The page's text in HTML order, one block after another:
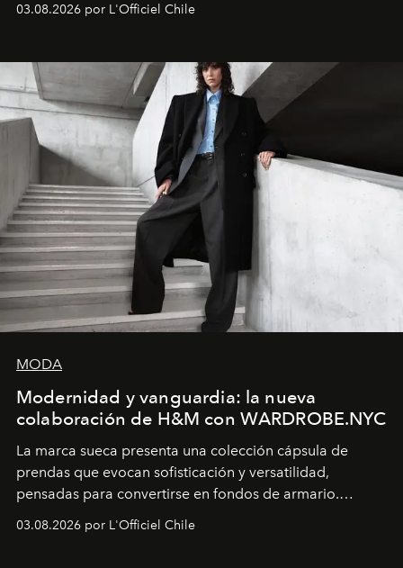
la asesora creativa y jefa de diseño global de la marca
y la filosofía detrás de la propuesta.
03.08.2026 por L'Officiel Chile
MODA
Modernidad y vanguardia: la nueva
colaboración de H&M con WARDROBE.NYC
La marca sueca presenta una colección cápsula de
prendas que evocan sofisticación y versatilidad,
pensadas para convertirse en fondos de armario.
03.08.2026 por L'Officiel Chile